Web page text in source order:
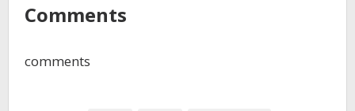
Comments
comments